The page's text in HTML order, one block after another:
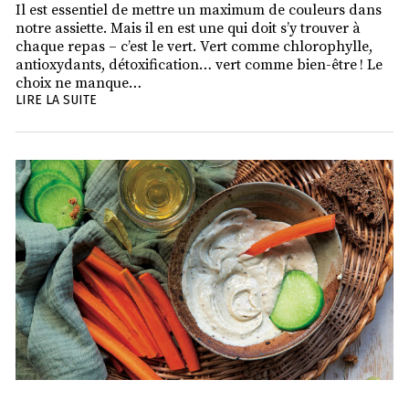
Il est essentiel de mettre un maximum de couleurs dans
notre assiette. Mais il en est une qui doit s’y trouver à
chaque repas – c’est le vert. Vert comme chlorophylle,
antioxydants, détoxification… vert comme bien-être ! Le
choix ne manque…
LIRE LA SUITE